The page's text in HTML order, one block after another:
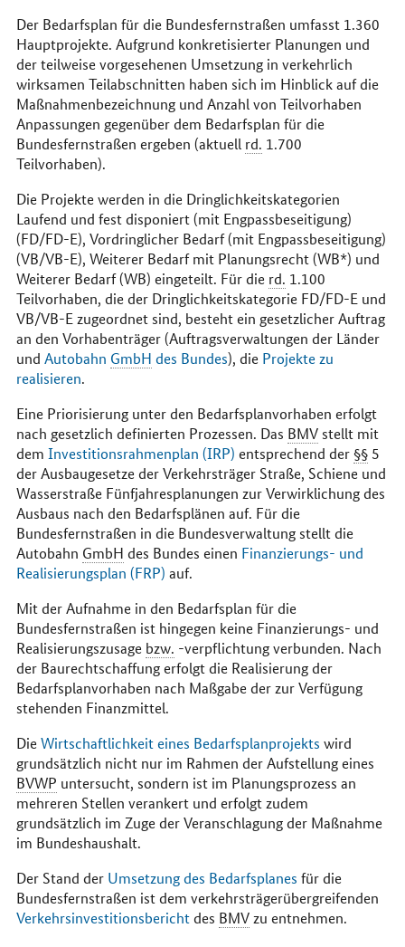
Der Bedarfsplan für die Bundesfernstraßen umfasst 1.360
Hauptprojekte. Aufgrund konkretisierter Planungen und
der teilweise vorgesehenen Umsetzung in verkehrlich
wirksamen Teilabschnitten haben sich im Hinblick auf die
Maßnahmenbezeichnung und Anzahl von Teilvorhaben
Anpassungen gegenüber dem Bedarfsplan für die
Bundesfernstraßen ergeben (aktuell rd. 1.700
Teilvorhaben).
Die Projekte werden in die Dringlichkeitskategorien
Laufend und fest disponiert (mit Engpassbeseitigung)
(FD/FD-E), Vordringlicher Bedarf (mit Engpassbeseitigung)
(VB/VB-E), Weiterer Bedarf mit Planungsrecht (WB*) und
Weiterer Bedarf (WB) eingeteilt. Für die rd. 1.100
Teilvorhaben, die der Dringlichkeitskategorie FD/FD-E und
VB/VB-E zugeordnet sind, besteht ein gesetzlicher Auftrag
an den Vorhabenträger (Auftragsverwaltungen der Länder
und Autobahn GmbH des Bundes), die Projekte zu
realisieren.
Eine Priorisierung unter den Bedarfsplanvorhaben erfolgt
nach gesetzlich definierten Prozessen. Das BMVstellt mit
dem Investitionsrahmenplan (IRP) entsprechend der§§5
der Ausbaugesetze der Verkehrsträger Straße, Schiene und
Wasserstraße Fünfjahresplanungen zur Verwirklichung des
Ausbaus nach den Bedarfsplänen auf. Für die
Bundesfernstraßen in die Bundesverwaltung stellt die
Autobahn GmbH des Bundes einen Finanzierungs- und
Realisierungsplan (FRP) auf.
Mit der Aufnahme in den Bedarfsplan für die
Bundesfernstraßen ist hingegen keine Finanzierungs- und
Realisierungszusage bzw. -verpflichtung verbunden. Nach
der Baurechtschaffung erfolgt die Realisierung der
Bedarfsplanvorhaben nach Maßgabe der zur Verfügung
stehenden Finanzmittel.
Die Wirtschaftlichkeit eines Bedarfsplanprojekts wird
grundsätzlich nicht nur im Rahmen der Aufstellung eines
BVWP untersucht, sondern ist im Planungsprozess an
mehreren Stellen verankert und erfolgt zudem
grundsätzlich im Zuge der Veranschlagung der Maßnahme
im Bundeshaushalt.
Der Stand der Umsetzung des Bedarfsplanes für die
Bundesfernstraßen ist dem verkehrsträgerübergreifenden
Verkehrsinvestitionsberichtdes BMVzu entnehmen.